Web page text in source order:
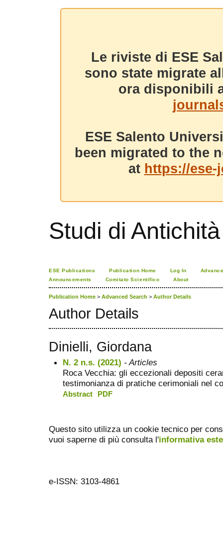
Le riviste di ESE
sono state migrate
ora disponibili
ESE Salento
been migrated to the
at https://
Studi di Antichità
ESE Publications Publication Home Log In
Announcements
Comitato Scientifico About
Publication Home > Advanced Search > Author Details
Author Details
Dinielli, Giordana
N. 2 n.s. (2021) - Articles
Roca Vecchia: gli eccezionali depositi
testimonianza di pratiche cerimoniali nel
Abstract PDF
Questo sito utilizza un cookie tecnico per
vuoi saperne di più consulta l'informativa
e-ISSN: 3103-4861